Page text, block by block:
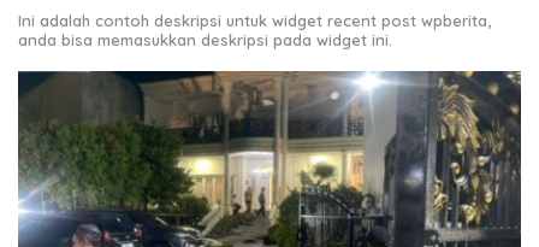
Ini adalah contoh deskripsi untuk widget recent post wpberita,
anda bisa memasukkan deskripsi pada widget ini.